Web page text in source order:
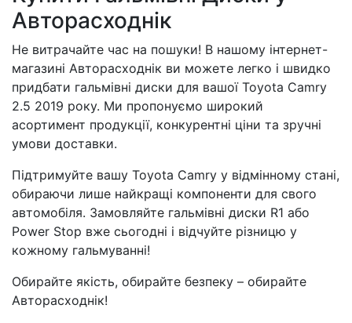
Авторасходнік
Не витрачайте час на пошуки! В нашому інтернет-
магазині Авторасходнік ви можете легко і швидко
придбати гальмівні диски для вашої Toyota Camry
2.5 2019 року. Ми пропонуємо широкий
асортимент продукції, конкурентні ціни та зручні
умови доставки.
Підтримуйте вашу Toyota Camry у відмінному стані,
обираючи лише найкращі компоненти для свого
автомобіля. Замовляйте гальмівні диски R1 або
Power Stop вже сьогодні і відчуйте різницю у
кожному гальмуванні!
Обирайте якість, обирайте безпеку – обирайте
Авторасходнік!